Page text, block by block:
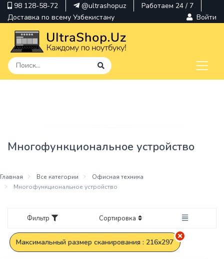
98 128-58-72 @ultrashopuz
Работаем 24 / 7
Доставка по всему Узбекистану
Войти
Hp
Многофункциональное устройство
Главная Все категории
Офисная техника
Многофункциональное устройство
Фильтр Сортировка
Максимальный размер сканирования : 216x297